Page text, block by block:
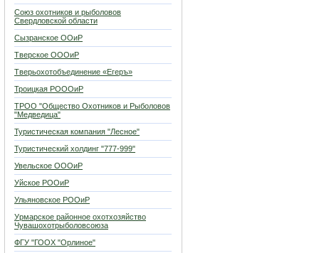
Союз охотников и рыболовов
Свердловской области
Сызранское ООиР
Тверское ОООиР
Тверьохотобъединение «Егеръ»
Троицкая РОООиР
ТРОО "Общество Охотников и Рыболовов
"Медведица"
Туристическая компания "Лесное"
Туристический холдинг "777-999"
Увельское ОООиР
Уйское РООиР
Ульяновское РООиР
Урмарское районное охотхозяйство
Чувашохотрыболовсоюза
ФГУ "ГООХ "Орлиное"